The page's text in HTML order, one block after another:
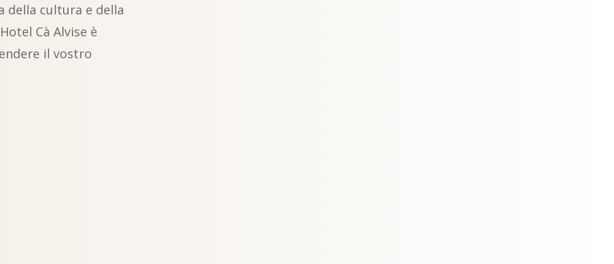
della cultura e della
Cà Alvise è
il vostro